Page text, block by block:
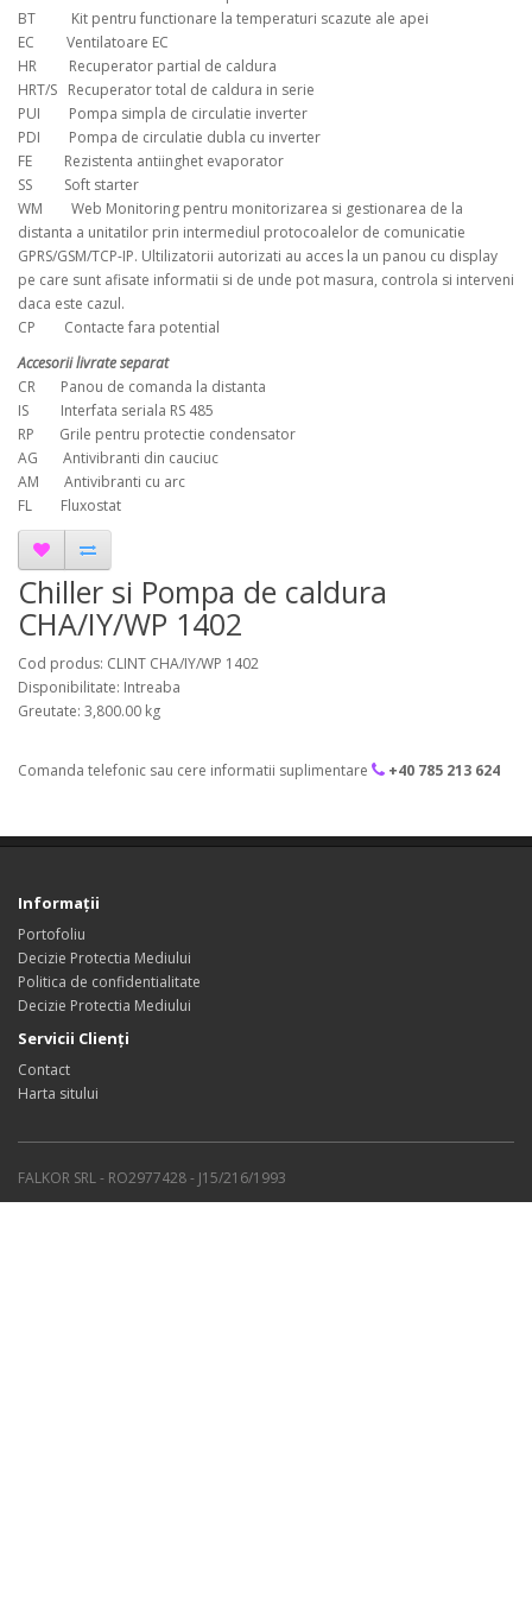
BT Kit pentru functionare la temperaturi scazute ale apei
EC Ventilatoare EC
HR Recuperator partial de caldura
HRT/S Recuperator total de caldura in serie
PUI Pompa simpla de circulatie inverter
PDI Pompa de circulatie dubla cu inverter
FE Rezistenta antiinghet evaporator
SS Soft starter
WM Web Monitoring pentru monitorizarea si gestionarea de la
distanta a unitatilor prin intermediul protocoalelor de comunicatie
GPRS/GSM/TCP-IP. Ultilizatorii autorizati au acces la un panou cu display
pe care sunt afisate informatii si de unde pot masura, controla si interveni
daca este cazul.
CP Contacte fara potential
Accesorii livrate separat
CR Panou de comanda la distanta
IS Interfata seriala RS 485
RP Grile pentru protectie condensator
AG Antivibranti din cauciuc
AM Antivibranti cu arc
FL Fluxostat
Chiller si Pompa de caldura
CHA/IY/WP 1402
Cod produs: CLINT CHA/IY/WP 1402
Disponibilitate: Intreaba
Greutate: 3,800.00 kg
Comanda telefonic sau cere informatii suplimentare +40 785 213 624
Informaţii
Portofoliu
Decizie Protectia Mediului
Politica de confidentialitate
Decizie Protectia Mediului
Servicii Clienţi
Contact
Harta sitului
FALKOR SRL - RO2977428 - J15/216/1993